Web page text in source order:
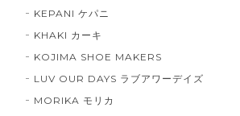
KEPANI ケパニ
KHAKI カーキ
KOJIMA SHOE MAKERS
LUV OUR DAYS ラブアワーデイズ
MORIKA モリカ